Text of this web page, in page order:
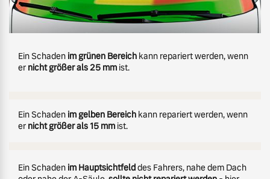
Ein Schaden im grünen Bereich kann repariert werden, wenn
er nicht größer als 25 mm ist.
Ein Schaden im gelben Bereich kann repariert werden, wenn
er nicht größer als 15 mm ist.
Ein Schaden im Hauptsichtfelddes Fahrers, nahe dem Dach